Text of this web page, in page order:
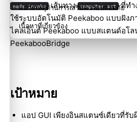
node.invoke เส้นทาง computer.act ที่ทำ
ใช้ระบบอัตโนมัติ Peekaboo แบบฝังภ
ไคลเอ็นต์ Peekaboo แบบสแตนด์อโล
PeekabooBridge
เป้าหมาย
แอป GUI เพียงอินสแตนซ์เดียวที่รั
หมายเหตุด้านการเสริมความปลอดภัย
เนื้อหาที่เกี่ยวข้อง